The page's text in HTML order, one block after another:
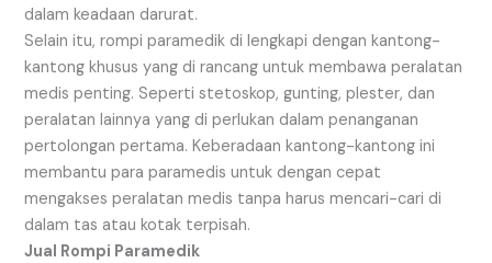
dalam keadaan darurat.
Selain itu, rompi paramedik di lengkapi dengan kantong-
kantong khusus yang di rancang untuk membawa peralatan
medis penting. Seperti stetoskop, gunting, plester, dan
peralatan lainnya yang di perlukan dalam penanganan
pertolongan pertama. Keberadaan kantong-kantong ini
membantu para paramedis untuk dengan cepat
mengakses peralatan medis tanpa harus mencari-cari di
dalam tas atau kotak terpisah.
Jual Rompi Paramedik